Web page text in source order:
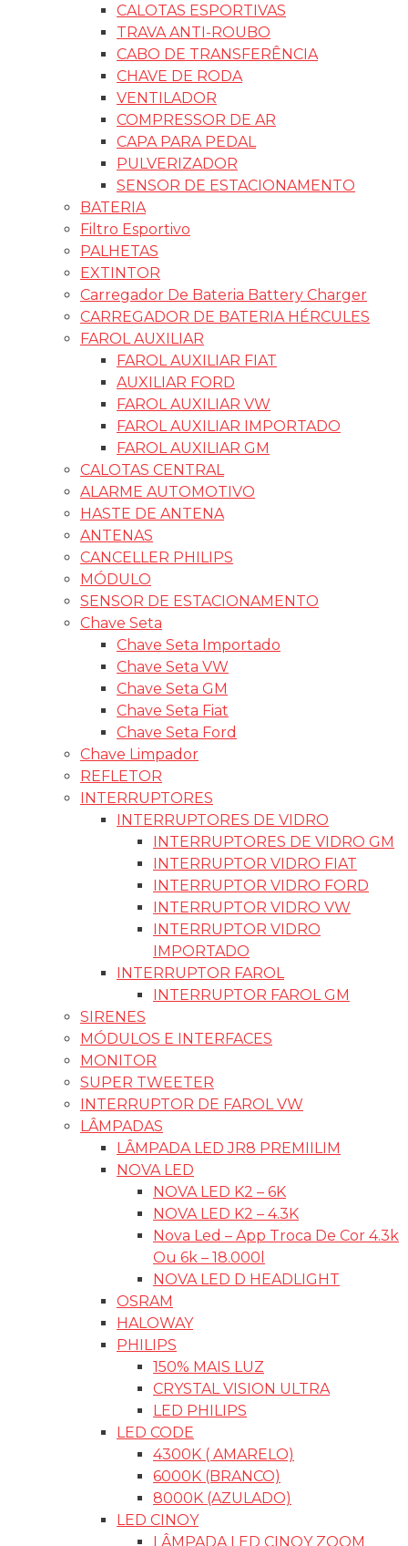
CALOTAS ESPORTIVAS
TRAVA ANTI-ROUBO
CABO DE TRANSFERÊNCIA
CHAVE DE RODA
VENTILADOR
COMPRESSOR DE AR
CAPA PARA PEDAL
PULVERIZADOR
SENSOR DE ESTACIONAMENTO
BATERIA
Filtro Esportivo
PALHETAS
EXTINTOR
Carregador De Bateria Battery Charger
CARREGADOR DE BATERIA HÉRCULES
FAROL AUXILIAR
FAROL AUXILIAR FIAT
AUXILIAR FORD
FAROL AUXILIAR VW
FAROL AUXILIAR IMPORTADO
FAROL AUXILIAR GM
CALOTAS CENTRAL
ALARME AUTOMOTIVO
HASTE DE ANTENA
ANTENAS
CANCELLER PHILIPS
MÓDULO
SENSOR DE ESTACIONAMENTO
Chave Seta
Chave Seta Importado
Chave Seta VW
Chave Seta GM
Chave Seta Fiat
Chave Seta Ford
Chave Limpador
REFLETOR
INTERRUPTORES
INTERRUPTORES DE VIDRO
INTERRUPTORES DE VIDRO GM
INTERRUPTOR VIDRO FIAT
INTERRUPTOR VIDRO FORD
INTERRUPTOR VIDRO VW
INTERRUPTOR VIDRO
IMPORTADO
INTERRUPTOR FAROL
INTERRUPTOR FAROL GM
SIRENES
MÓDULOS E INTERFACES
MONITOR
SUPER TWEETER
INTERRUPTOR DE FAROL VW
LÂMPADAS
LÂMPADA LED JR8 PREMIILIM
NOVA LED
NOVA LED K2 – 6K
NOVA LED K2 – 4.3K
Nova Led – App Troca De Cor 4.3k
Ou 6k – 18.000l
NOVA LED D HEADLIGHT
OSRAM
HALOWAY
PHILIPS
150% MAIS LUZ
CRYSTAL VISION ULTRA
LED PHILIPS
LED CODE
4300K ( AMARELO)
6000K (BRANCO)
8000K (AZULADO)
LED CINOY
LÂMPADA LED CINOY ZOOM